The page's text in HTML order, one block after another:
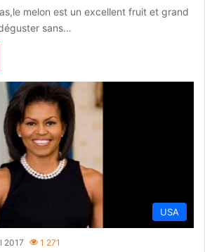
melon est un excellent fruit et grand
sans…
USA
2017 1 271